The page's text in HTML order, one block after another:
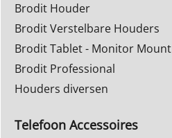
Brodit Houder
Brodit Verstelbare Houders
Brodit Tablet - Monitor Mount
Brodit Professional
Houders diversen
Telefoon Accessoires